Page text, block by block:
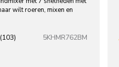
wilt roeren, mixen en
(103) 5KHMR762BM